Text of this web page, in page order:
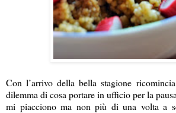
Con l’arrivo della bella stagione
dilemma di cosa portare in ufficio per la
mi piacciono ma non più di una volta a